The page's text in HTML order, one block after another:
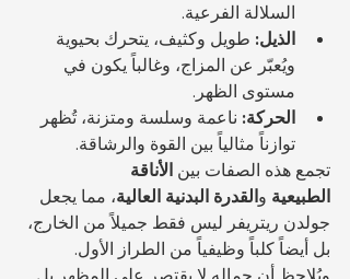
السلالة الفرعية.
الذيل: طويل وكثيف، يتحرك بحيوية
ويُعبّر عن المزاج، وغالباً يكون في
مستوى الظهر.
الحركة: ناعمة وسلسة ومتزنة، تُظهر
توازناً مثالياً بين القوة والرشاقة.
تجمع هذه الصفات بين الأناقة
الطبيعية والقدرة البدنية العالية، مما يجعل
جولدن ريتريفر ليس فقط جميلاً من الخارج،
بل أيضاً كلباً وظيفياً من الطراز الأول.